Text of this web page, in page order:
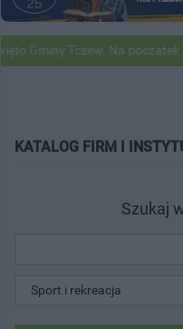
Gminy Tczew. Na początek
KATALOG FIRM I
Szukaj